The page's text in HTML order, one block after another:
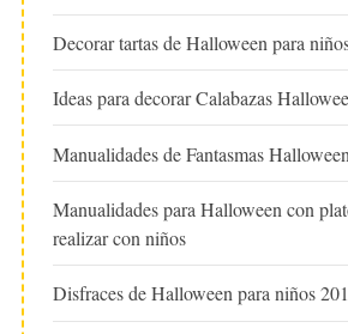
Decorar tartas de Halloween para
Ideas para decorar Calabazas
Manualidades de Fantasmas
Manualidades para Halloween con
realizar con niños
Disfraces de Halloween para niños